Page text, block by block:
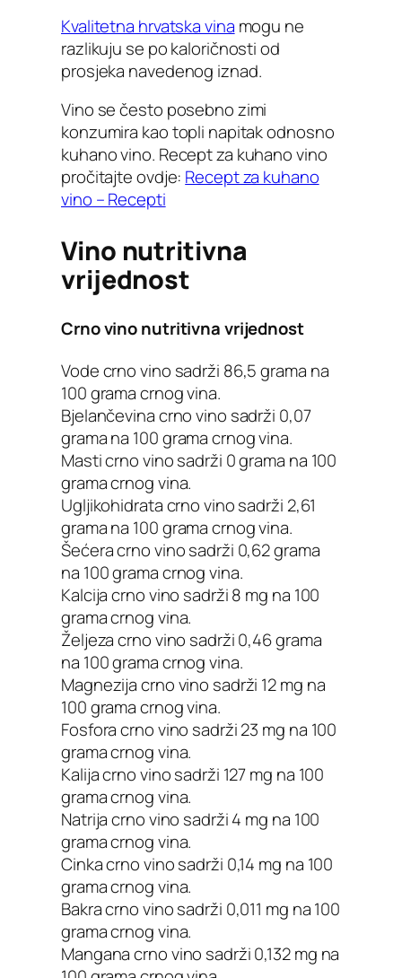
Kvalitetna hrvatska vina mogu ne
razlikuju se po kaloričnosti od
prosjeka navedenog iznad.
Vino se često posebno zimi
konzumira kao topli napitak odnosno
kuhano vino. Recept za kuhano vino
pročitajte ovdje: Recept za kuhano
vino – Recepti
Vino nutritivna
vrijednost
Crno vino nutritivna vrijednost
Vode crno vino sadrži 86,5 grama na
100 grama crnog vina.
Bjelančevina crno vino sadrži 0,07
grama na 100 grama crnog vina.
Masti crno vino sadrži 0 grama na 100
grama crnog vina.
Ugljikohidrata crno vino sadrži 2,61
grama na 100 grama crnog vina.
Šećera crno vino sadrži 0,62 grama
na 100 grama crnog vina.
Kalcija crno vino sadrži 8 mg na 100
grama crnog vina.
Željeza crno vino sadrži 0,46 grama
na 100 grama crnog vina.
Magnezija crno vino sadrži 12 mg na
100 grama crnog vina.
Fosfora crno vino sadrži 23 mg na 100
grama crnog vina.
Kalija crno vino sadrži 127 mg na 100
grama crnog vina.
Natrija crno vino sadrži 4 mg na 100
grama crnog vina.
Cinka crno vino sadrži 0,14 mg na 100
grama crnog vina.
Bakra crno vino sadrži 0,011 mg na 100
grama crnog vina.
Mangana crno vino sadrži 0,132 mg na